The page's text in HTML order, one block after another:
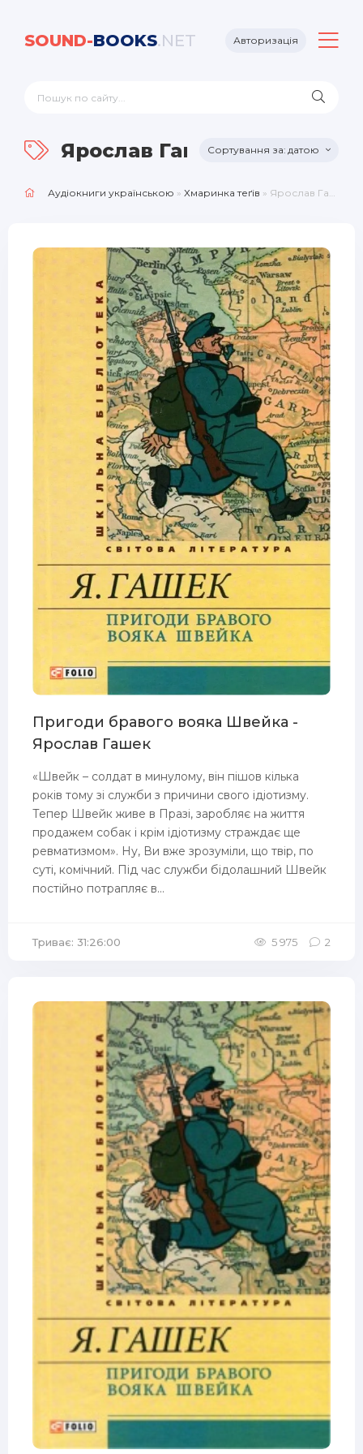
SOUND-BOOKS.NET Авторизація
Ярослав Гашек датою
Аудіокниги українською » Хмаринка теґів » Ярослав Гашек
Пригоди бравого вояка Швейка -
Ярослав Гашек
«Швейк – солдат в минулому, він пішов кілька
років тому зі служби з причини свого ідіотизму.
Тепер Швейк живе в Празі, заробляє на життя
продажем собак і крім ідіотизму страждає ще
ревматизмом». Ну, Ви вже зрозуміли, що твір, по
суті, комічний. Під час служби бідолашний Швейк
постійно потрапляє в...
Триває: 31:26:00 5 975 2